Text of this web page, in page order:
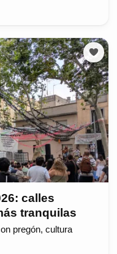
calles
tranquilas
pregón, cultura